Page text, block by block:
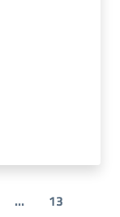
... 13